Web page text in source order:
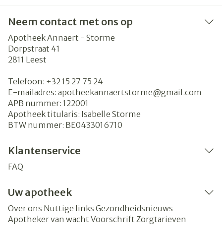
Neem contact met ons op
Apotheek Annaert - Storme
Dorpstraat 41
2811 Leest
Telefoon: +32 15 27 75 24
E-mailadres: apotheekannaertstorme@gmail.com
APB nummer: 122001
Apotheek titularis: Isabelle Storme
BTW nummer: BE0433016710
Klantenservice
FAQ
Uw apotheek
Over ons Nuttige links Gezondheidsnieuws
Apotheker van wacht Voorschrift Zorgtarieven